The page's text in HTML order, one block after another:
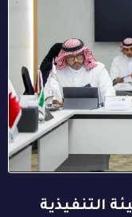
التنفيذية